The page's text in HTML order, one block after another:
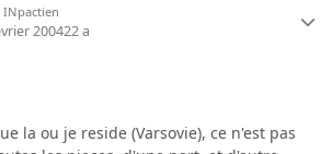
INpactien
200422 a
la ou je reside (Varsovie), ce n'est pas